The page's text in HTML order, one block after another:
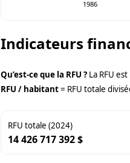
1986
Indicateurs
Qu’est-ce que la RFU ? La RFU
RFU / habitant= RFU totale
RFU totale (2024)
14 426 717 392 $